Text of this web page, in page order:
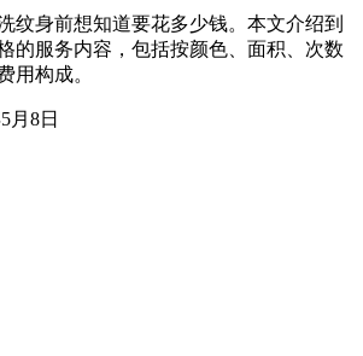
纹身前想知道要花多少钱。本文介绍到
的服务内容，包括按颜色、面积、次数
用构成。
月8日